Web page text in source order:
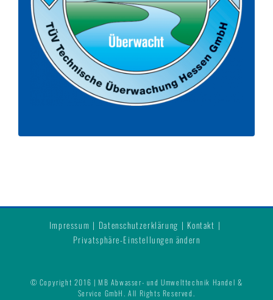
Impressum Datenschutzerklärung
Kontakt
Privatsphäre-Einstellungen ändern
© Copyright 2016 | MB Abwasser- und Umwelttechnik Handel &
Service GmbH. All Rights Reserved.